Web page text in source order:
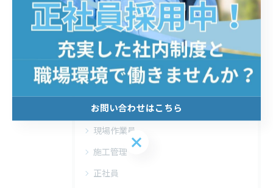
#転職
カテゴリー Categories
全てのカテゴリー
現場作業員
施工管理
正社員
お問い合わせはこちら
お問い合わせはこちら